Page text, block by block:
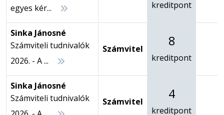
egyes kér...
kreditpont
Sinka Jánosné
Számviteli tudnivalók
2026. - A ...
Számvitel 8
kreditpont
Sinka Jánosné
Számviteli tudnivalók
Számvitel 4
kreditpont